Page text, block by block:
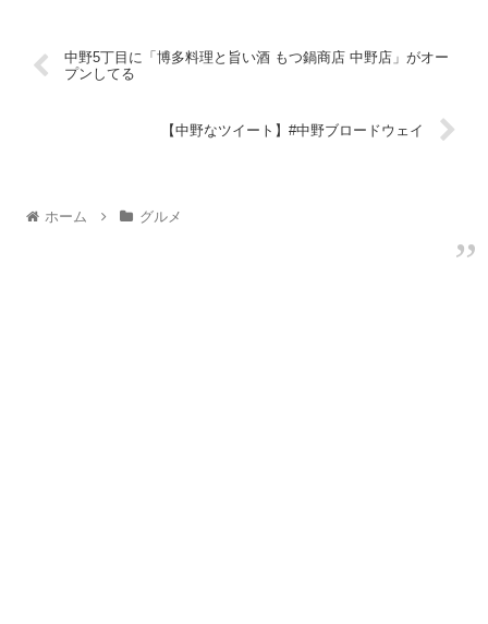
中野5丁目に「博多料理と旨い酒 もつ鍋商店 中野店」がオー
プンしてる
【中野なツイート】#中野ブロードウェイ
ホーム グルメ